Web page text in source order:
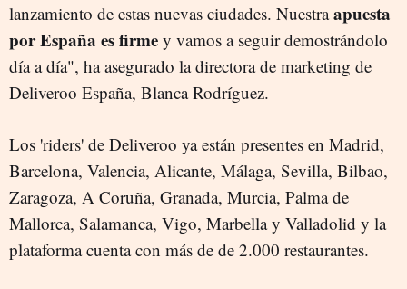
lanzamiento de estas nuevas ciudades. Nuestraapuesta
por España es firme y vamos a seguir demostrándolo
día a día", ha asegurado la directora de marketing de
Deliveroo España, Blanca Rodríguez.
Los 'riders' de Deliveroo ya están presentes en Madrid,
Barcelona, Valencia, Alicante, Málaga, Sevilla, Bilbao,
Zaragoza, A Coruña, Granada, Murcia, Palma de
Mallorca, Salamanca, Vigo, Marbella y Valladolid y la
plataforma cuenta con más de de 2.000 restaurantes.